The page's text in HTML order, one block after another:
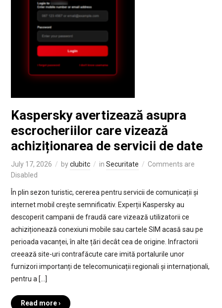
Kaspersky avertizează asupra
escrocheriilor care vizează
achiziționarea de servicii de date
July 17, 2026 byclubitc in Securitate
Comments are
Disabled
În plin sezon turistic, cererea pentru servicii de comunicații și
internet mobil crește semnificativ. Experții Kaspersky au
descoperit campanii de fraudă care vizează utilizatorii ce
achiziționează conexiuni mobile sau cartele SIM acasă sau pe
perioada vacanței, în alte țări decât cea de origine. Infractorii
creează site-uri contrafăcute care imită portalurile unor
furnizori importanți de telecomunicații regionali și internaționali,
pentru a […]
Read more ›